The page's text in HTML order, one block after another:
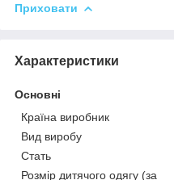
Приховати
Характеристики
Основні
Країна виробник
Вид виробу
Стать
Розмір дитячого одягу (за